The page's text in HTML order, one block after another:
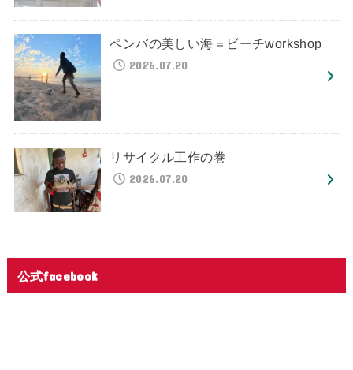
ペンバの美しい海＝ビーチworkshop
2026.07.20
リサイクル工作の巻
2026.07.20
公式facebook